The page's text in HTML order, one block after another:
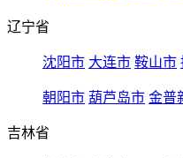
辽宁省
沈阳市 大连市 鞍山市
朝阳市 葫芦岛市 金普
吉林省